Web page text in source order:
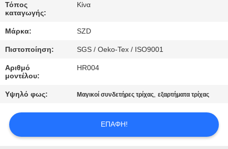
ΠΟΙΌΤΗΤΑΣ
ΜΑΣ
ΖΗΤΉΣΤΕ
Τόπος
καταγωγής:
Κίνα
Μάρκα: SZD
Πιστοποίηση: SGS / Oeko-Tex / ISO9001
Αριθμό
μοντέλου:
HR004
Υψηλό φως: Μαγικοί συνδετήρες τρίχας,εξαρτήματα τρίχας
ΕΠΑΦΉ!